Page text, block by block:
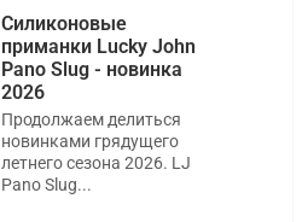
Силиконовые
приманки Lucky John
Pano Slug - новинка
2026
Продолжаем делиться
новинками грядущего
летнего сезона 2026. LJ
Pano Slug...